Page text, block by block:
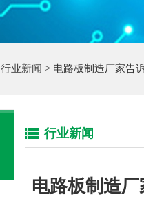
行业新闻 > 电路板制造厂家告
行业新闻
电路板制造